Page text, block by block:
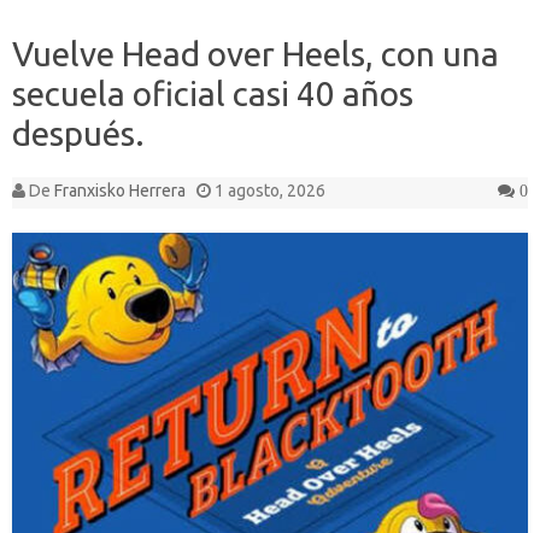
Vuelve Head over Heels, con una
secuela oficial casi 40 años
después.
De Franxisko Herrera 1 agosto, 2026 0